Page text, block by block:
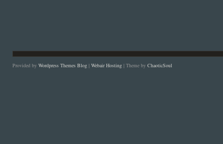
Provided by Wordpress Themes Blog | Webair Hosting | Theme by ChaoticSoul